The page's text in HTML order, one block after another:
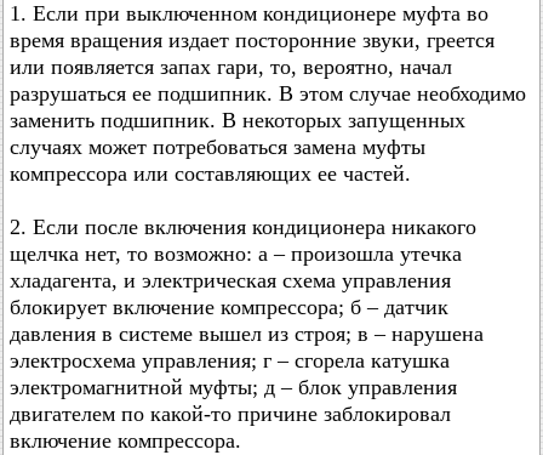
1. Если при выключенном кондиционере муфта во
время вращения издает посторонние звуки, греется
или появляется запах гари, то, вероятно, начал
разрушаться ее подшипник. В этом случае необходимо
заменить подшипник. В некоторых запущенных
случаях может потребоваться замена муфты
компрессора или составляющих ее частей.
2. Если после включения кондиционера никакого
щелчка нет, то возможно: а – произошла утечка
хладагента, и электрическая схема управления
блокирует включение компрессора; б – датчик
давления в системе вышел из строя; в – нарушена
электросхема управления; г – сгорела катушка
электромагнитной муфты; д – блок управления
двигателем по какой-то причине заблокировал
включение компрессора.